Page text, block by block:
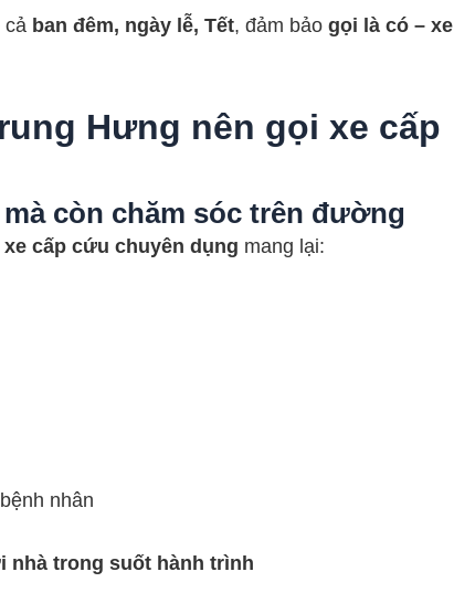
cả ban đêm, ngày lễ, Tết, đảm bảo gọi là có – xe
Hưng nên gọi xe cấp
còn chăm sóc trên đường
xe cấp cứu chuyên dụng mang lại:
nhân
trong suốt hành trình